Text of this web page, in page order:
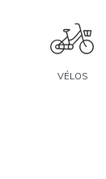
VÉLOS